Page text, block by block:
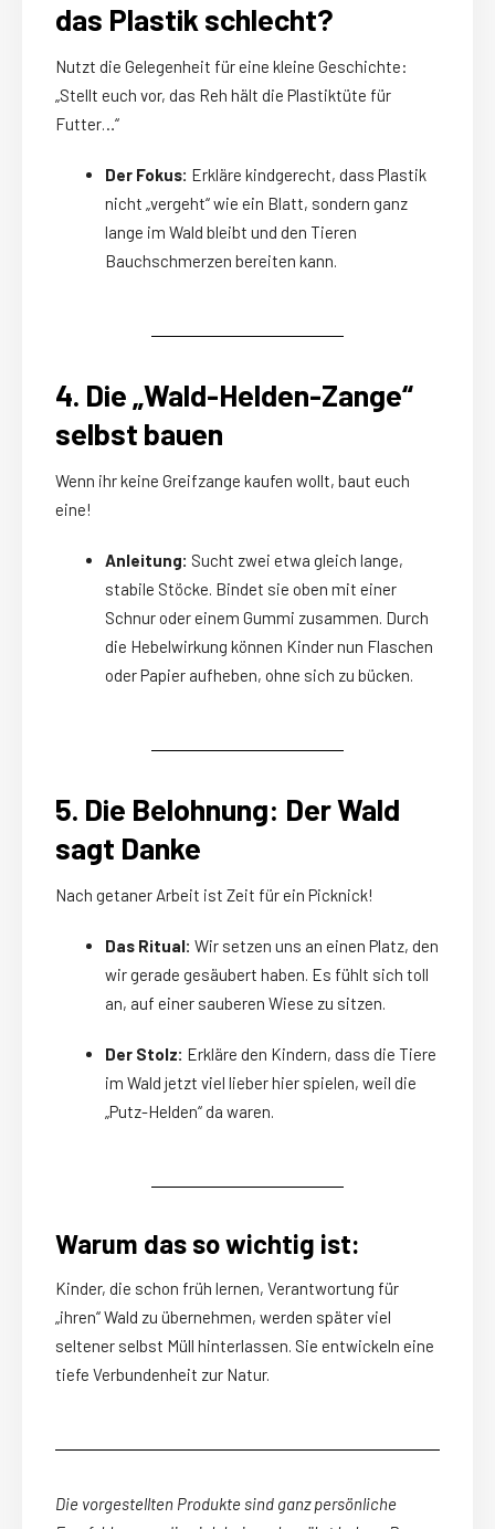
das Plastik schlecht?
Nutzt die Gelegenheit für eine kleine Geschichte:
„Stellt euch vor, das Reh hält die Plastiktüte für
Futter…“
Der Fokus: Erkläre kindgerecht, dass Plastik
nicht „vergeht“ wie ein Blatt, sondern ganz
lange im Wald bleibt und den Tieren
Bauchschmerzen bereiten kann.
4. Die „Wald-Helden-Zange“
selbst bauen
Wenn ihr keine Greifzange kaufen wollt, baut euch
eine!
Anleitung: Sucht zwei etwa gleich lange,
stabile Stöcke. Bindet sie oben mit einer
Schnur oder einem Gummi zusammen. Durch
die Hebelwirkung können Kinder nun Flaschen
oder Papier aufheben, ohne sich zu bücken.
5. Die Belohnung: Der Wald
sagt Danke
Nach getaner Arbeit ist Zeit für ein Picknick!
Das Ritual: Wir setzen uns an einen Platz, den
wir gerade gesäubert haben. Es fühlt sich toll
an, auf einer sauberen Wiese zu sitzen.
Der Stolz: Erkläre den Kindern, dass die Tiere
im Wald jetzt viel lieber hier spielen, weil die
„Putz-Helden“ da waren.
Warum das so wichtig ist:
Kinder, die schon früh lernen, Verantwortung für
„ihren“ Wald zu übernehmen, werden später viel
seltener selbst Müll hinterlassen. Sie entwickeln eine
tiefe Verbundenheit zur Natur.
Die vorgestellten Produkte sind ganz persönliche